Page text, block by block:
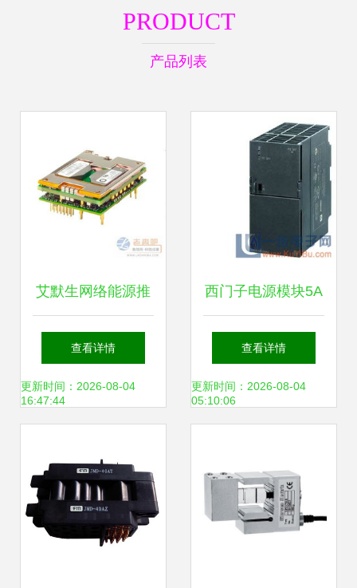
PRODUCT
产品列表
艾默生网络能源推
出最新版直流-直流
总线转换器，引领
杆
查看详情
更新时间：2026-08-04
16:47:44
西门子电源模块5A
与其他电源模块的
对比分析
查看详情
更新时间：2026-08-04
05:10:06